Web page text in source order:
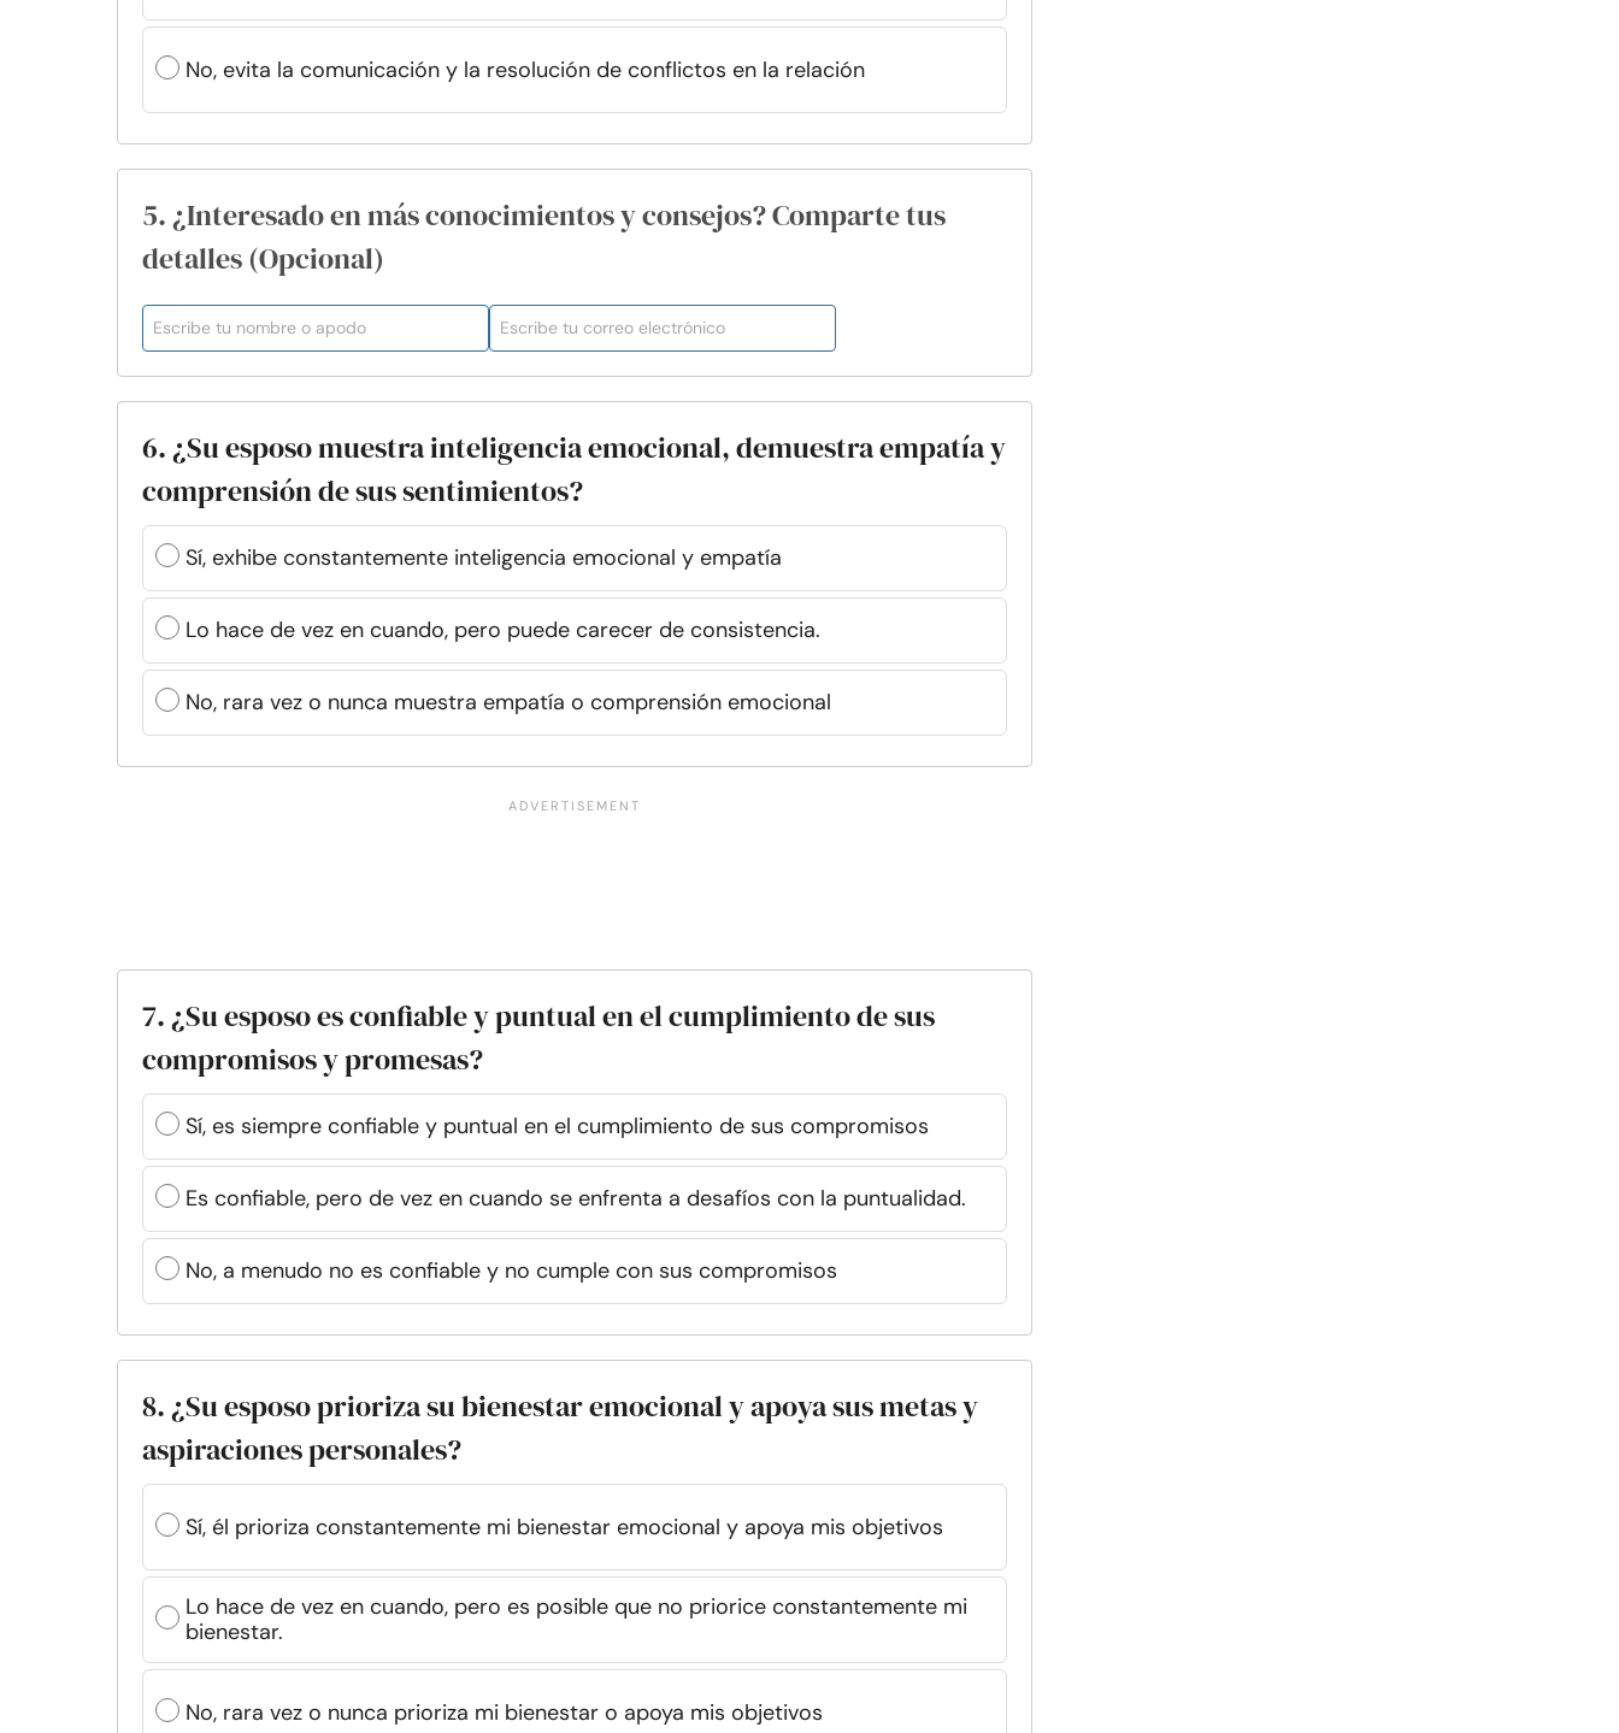
No, evita la comunicación y la resolución de conflictos en la relación
5. ¿Interesado en más conocimientos y consejos? Comparte tus
detalles (Opcional)
6. ¿Su esposo muestra inteligencia emocional, demuestra empatía y
comprensión de sus sentimientos?
Sí, exhibe constantemente inteligencia emocional y empatía
Lo hace de vez en cuando, pero puede carecer de consistencia.
No, rara vez o nunca muestra empatía o comprensión emocional
7. ¿Su esposo es confiable y puntual en el cumplimiento de sus
compromisos y promesas?
Sí, es siempre confiable y puntual en el cumplimiento de sus compromisos
Es confiable, pero de vez en cuando se enfrenta a desafíos con la puntualidad.
No, a menudo no es confiable y no cumple con sus compromisos
8. ¿Su esposo prioriza su bienestar emocional y apoya sus metas y
aspiraciones personales?
Sí, él prioriza constantemente mi bienestar emocional y apoya mis objetivos
Lo hace de vez en cuando, pero es posible que no priorice constantemente mi
bienestar.
No, rara vez o nunca prioriza mi bienestar o apoya mis objetivos